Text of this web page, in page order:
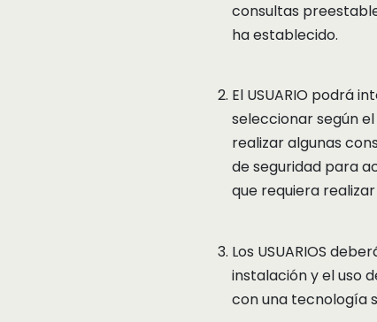
consultas
ha establecido.
El USUARIO podrá
seleccionar según
realizar algunas
de seguridad para
que requiera realizar
Los USUARIOS
instalación y el uso
con una tecnología